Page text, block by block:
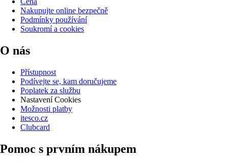
Nakupujte online bezpečně
Podmínky používání
Soukromí a cookies
O nás
Přístupnost
Podívejte se, kam doručujeme
Poplatek za službu
Nastavení Cookies
Možnosti platby
itesco.cz
Clubcard
Pomoc s prvním nákupem